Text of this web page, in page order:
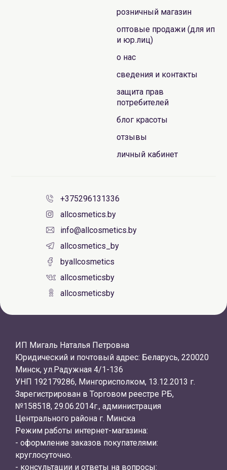
розничный магазин
оптовые продажи (для ип
и юр.лиц)
о нас
сведения и контакты
защита прав
потребителей
блог красоты
отзывы
личный кабинет
+375296131336
allcosmetics.by
info@allcosmetics.by
allcosmetics_by
byallcosmetics
allcosmeticsby
allcosmeticsby
ИП Мигаль Наталья Петровна
Юридический и почтовый адрес: Беларусь, 220020
Минск, ул.Радужная 4/1-136
УНП 192179286, Мингорисполком, 13.12.2013 г.
Зарегистрирован в Торговом реестре РБ,
№158518, 29.06.2014г., администрация
Центрального района г. Минска
Режим работы интернет-магазина:
- оформление заказов покупателями:
круглосуточно.
- консультации и ответы на вопросы: